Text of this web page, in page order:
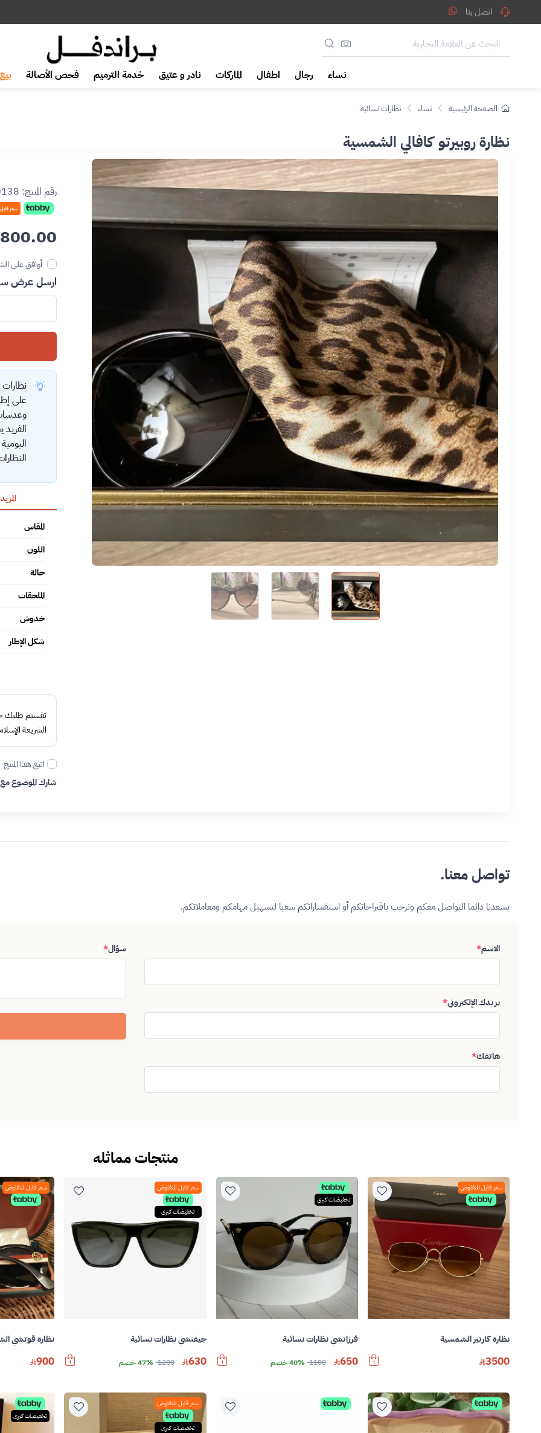
اتصل بنا
نساء رجال اطفال الماركات نادر و عتيق خدمة الترميم فحص الأصالة
الصفحة الرئيسية نساء نظارات نسائية
نظارة روبيرتو كافالي الشمسية
رقم المنتج:
سعر
800.00
أوافق على
ارسل عرض
نظارات
على
الفريد
المقاس
اللون
حالة
الملحقات
خدوش
شكل الإطار
تقسيم طلبك حتى 4
الشريعة
اتبع هذا المنتج
شارك الموضوع
تواصل معنا.
يسعدنا دائما التواصل معكم ونرحب باقتراحاتكم أو استفساراتكم سعيا لتسهيل مهامكم ومعاملاتكم.
الاسم*
بريدك الإلكتروني*
هاتفك*
سؤال*
منتجات مماثله
سعر قابل للتفاوض
نظارة كارتير الشمسية
3500
تخفيضات كبرى
فرزاتشي نظارات نسائية
650
1100 40% خصم
سعر قابل للتفاوض
تخفيضات كبرى
جيفنشي نظارات نسائية
630
1200 47% خصم
سعر قابل للتفاوض
نظارة قوتشي
900
سعر قابل للتفاوض
تخفيضات كبرى
تخفيضات كبرى